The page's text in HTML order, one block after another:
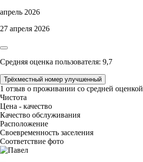
апрель 2026
27 апреля 2026
Средняя оценка пользователя: 9,7
Трёхместный номер улучшенный
1 отзыв о проживании со средней оценкой
Чистота
Цена - качество
Качество обслуживания
Расположение
Своевременность заселения
Соответствие фото